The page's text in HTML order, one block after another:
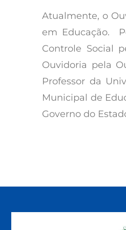
Atualmente, o
em Educação.
Controle Social
Ouvidoria pela
Professor da
Municipal de
Governo do